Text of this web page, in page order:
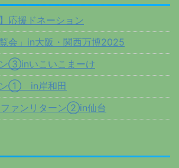
応援ドネーション
会」in大阪・関西万博2025
③inいこいこまーけ
ン① in岸和田
ァンリターン②in仙台